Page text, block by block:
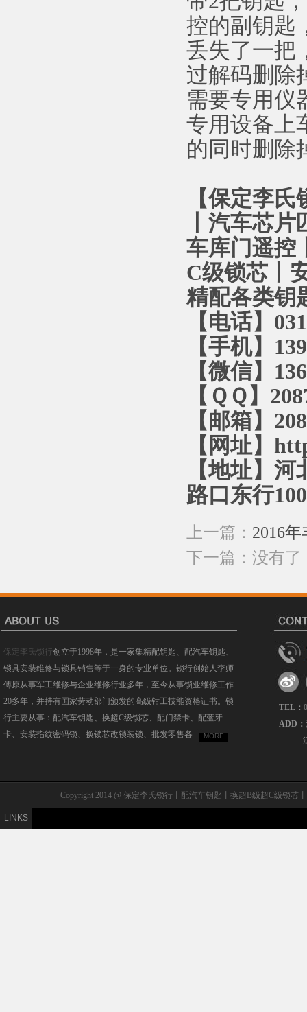
控的副钥匙
丢失了一把
过解码删除
需要专用仪
专用设备上
的同时删除
【保定李
丨汽车芯
车库门遥控
C级锁芯丨
精配各类钥
【电话】
【手机】
【微信】
【ＱＱ】
【邮箱】
【网址】
【地址】
路口东行
上一篇： 2016
下一篇：没有了
保定李氏锁行创立于1998年，是一家集精配钥匙、配汽车钥匙、
锁具安装维修与锁具销售等于一身的专业单位。锁行创始人李师
傅原从事军工维修与企业维修行业多年，至今从事锁业维修工作
20多年，并持有国家劳动部门颁发的高级钳工技能资格证书。锁
行主要从事：配汽车钥匙、换超C级锁芯、配门禁卡、配蓝牙
卡、安装指纹密码锁、换锁芯改锁装锁、批发零售各
MORE
TEL：
ADD：
Copyright 2014 @ 保定李氏锁行丨配汽车钥匙丨换超B级超C级锁
LINKS